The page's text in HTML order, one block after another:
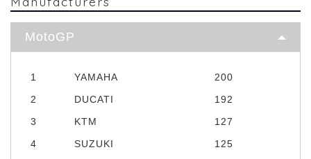
MotoGP
1 YAMAHA
200
2
DUCATI
192
3
KTM
127
4
SUZUKI
125